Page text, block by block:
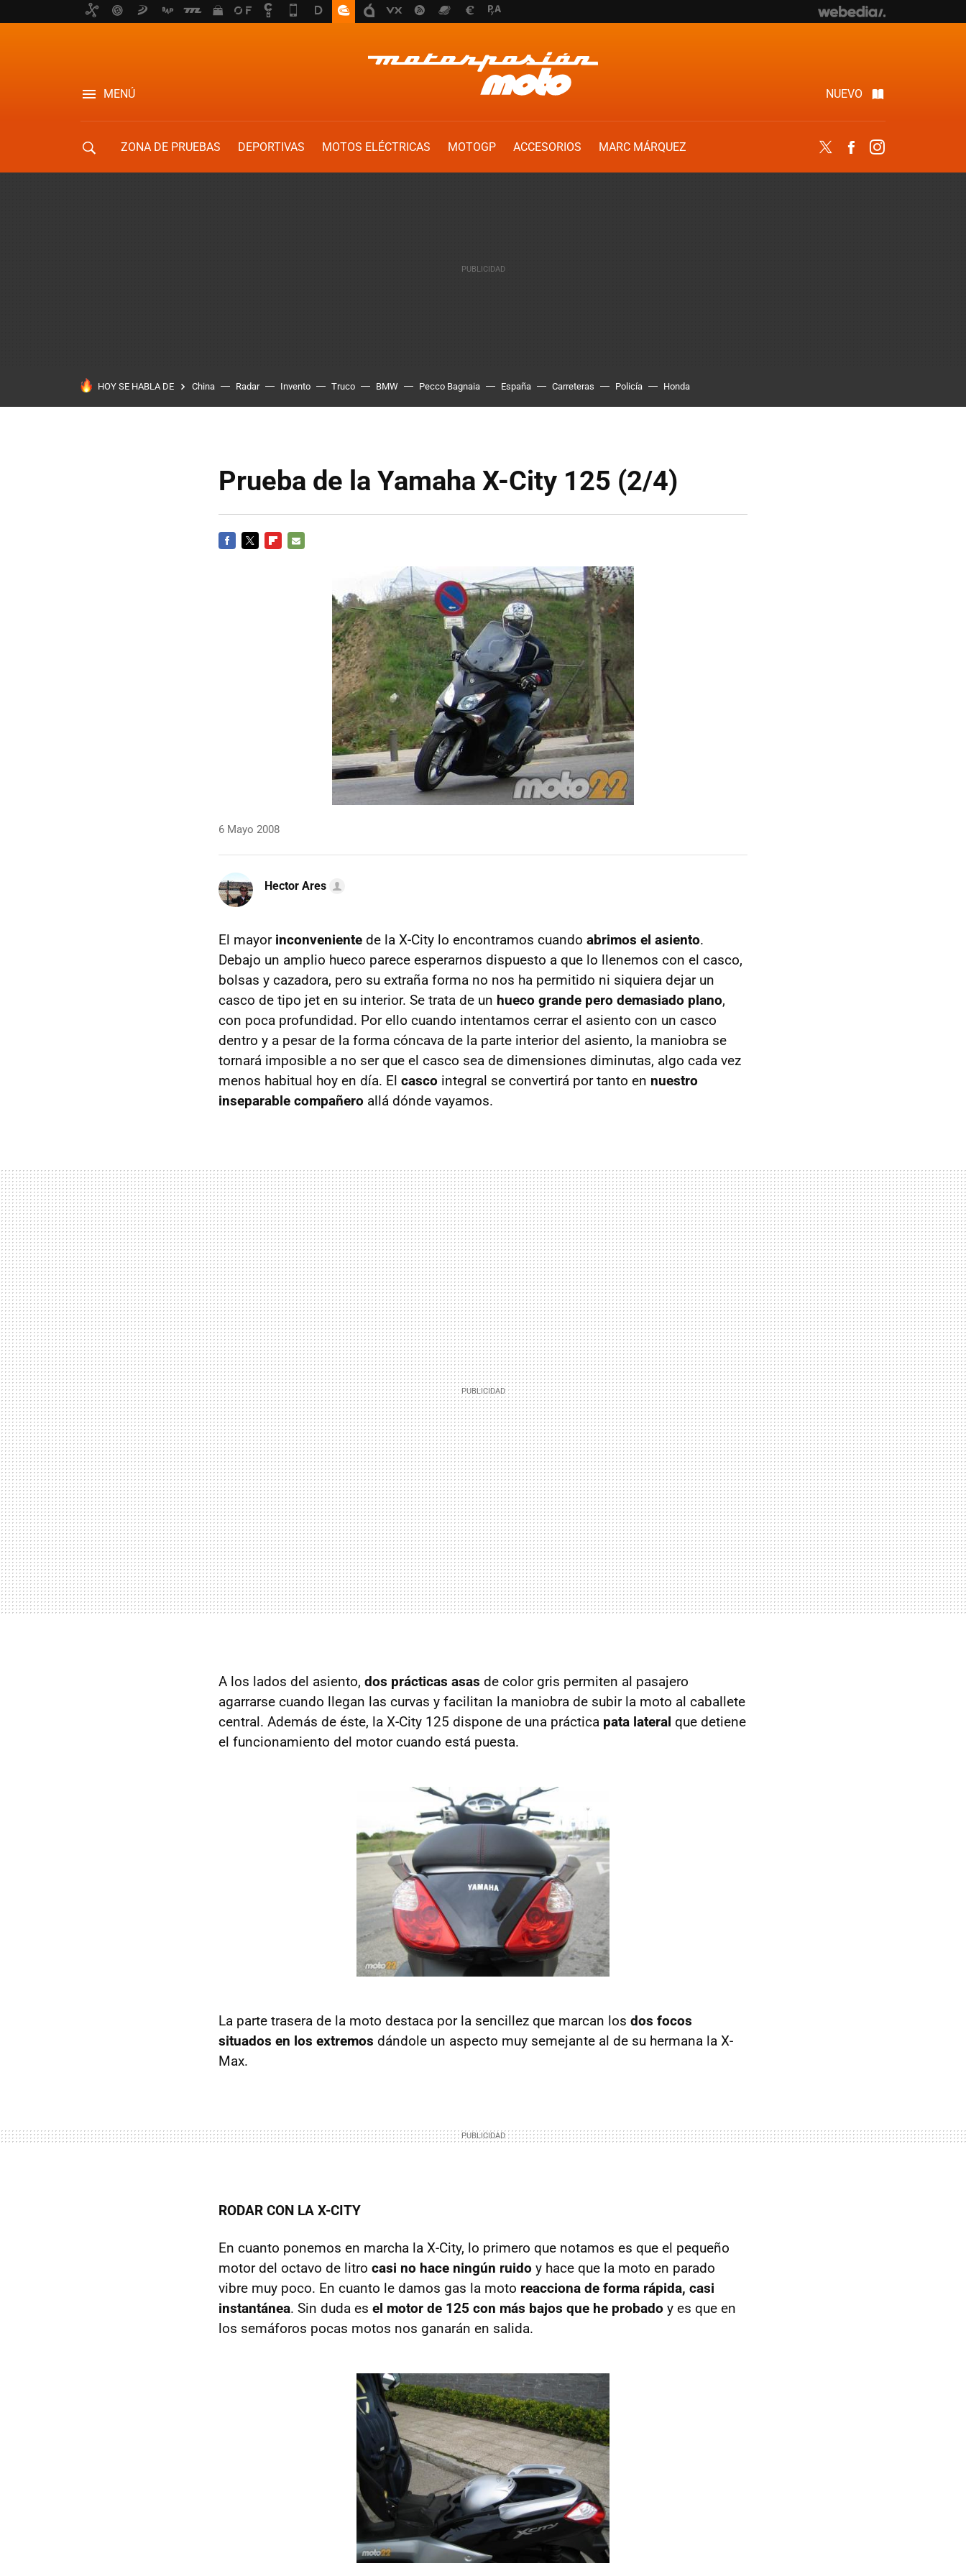
MENÚ NUEVO
ZONA DE PRUEBAS DEPORTIVAS MOTOS ELÉCTRICAS MOTOGP ACCESORIOS
MARC MÁRQUEZ
Twitter Facebook
HOY SE HABLA DE China Radar Invento Truco BMW Pecco Bagnaia España Carreteras Policía Honda
Prueba de la Yamaha X-City 125 (2/4)
6 Mayo 2008
Hector Ares
El mayor inconveniente de la X-City lo encontramos cuando abrimos el asiento.
Debajo un amplio hueco parece esperarnos dispuesto a que lo llenemos con el casco,
bolsas y cazadora, pero su extraña forma no nos ha permitido ni siquiera dejar un
casco de tipo jet en su interior. Se trata de un hueco grande pero demasiado plano,
con poca profundidad. Por ello cuando intentamos cerrar el asiento con un casco
dentro y a pesar de la forma cóncava de la parte interior del asiento, la maniobra se
tornará imposible a no ser que el casco sea de dimensiones diminutas, algo cada vez
menos habitual hoy en día. El casco integral se convertirá por tanto en nuestro
inseparable compañero allá dónde vayamos.
A los lados del asiento, dos prácticas asas de color gris permiten al pasajero
agarrarse cuando llegan las curvas y facilitan la maniobra de subir la moto al caballete
central. Además de éste, la X-City 125 dispone de una práctica pata lateral que detiene
el funcionamiento del motor cuando está puesta.
La parte trasera de la moto destaca por la sencillez que marcan los dos focos
situados en los extremos dándole un aspecto muy semejante al de su hermana la X-
Max.
RODAR CON LA X-CITY
En cuanto ponemos en marcha la X-City, lo primero que notamos es que el pequeño
motor del octavo de litro casi no hace ningún ruido y hace que la moto en parado
vibre muy poco. En cuanto le damos gas la moto reacciona de forma rápida, casi
instantánea. Sin duda es el motor de 125 con más bajos que he probado y es que en
los semáforos pocas motos nos ganarán en salida.